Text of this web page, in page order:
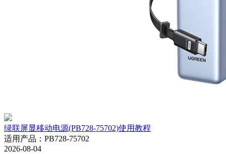
绿联屏显移动电源(PB728-75702)使用教程
适用产品 ： PB728-75702
2026-08-04